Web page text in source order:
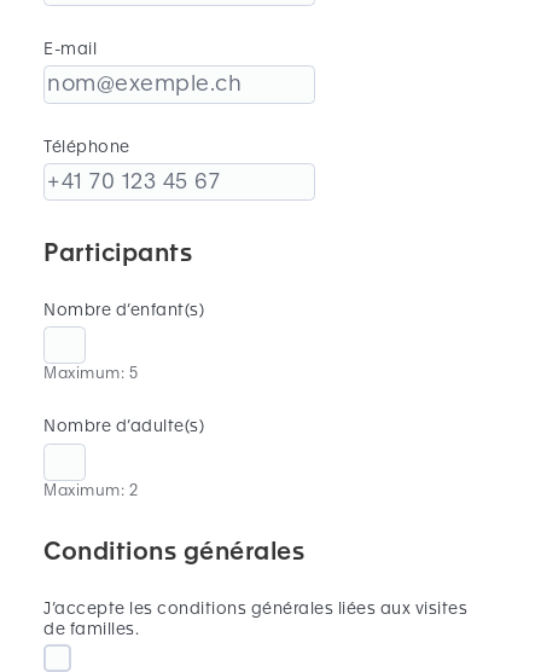
E-mail
Téléphone
Participants
Nombre d’enfant(s)
Maximum: 5
Nombre d’adulte(s)
Maximum: 2
Conditions générales
J’accepte les conditions générales liées aux visites
de familles.